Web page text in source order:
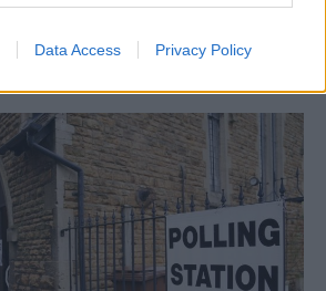
Data Access Privacy Policy